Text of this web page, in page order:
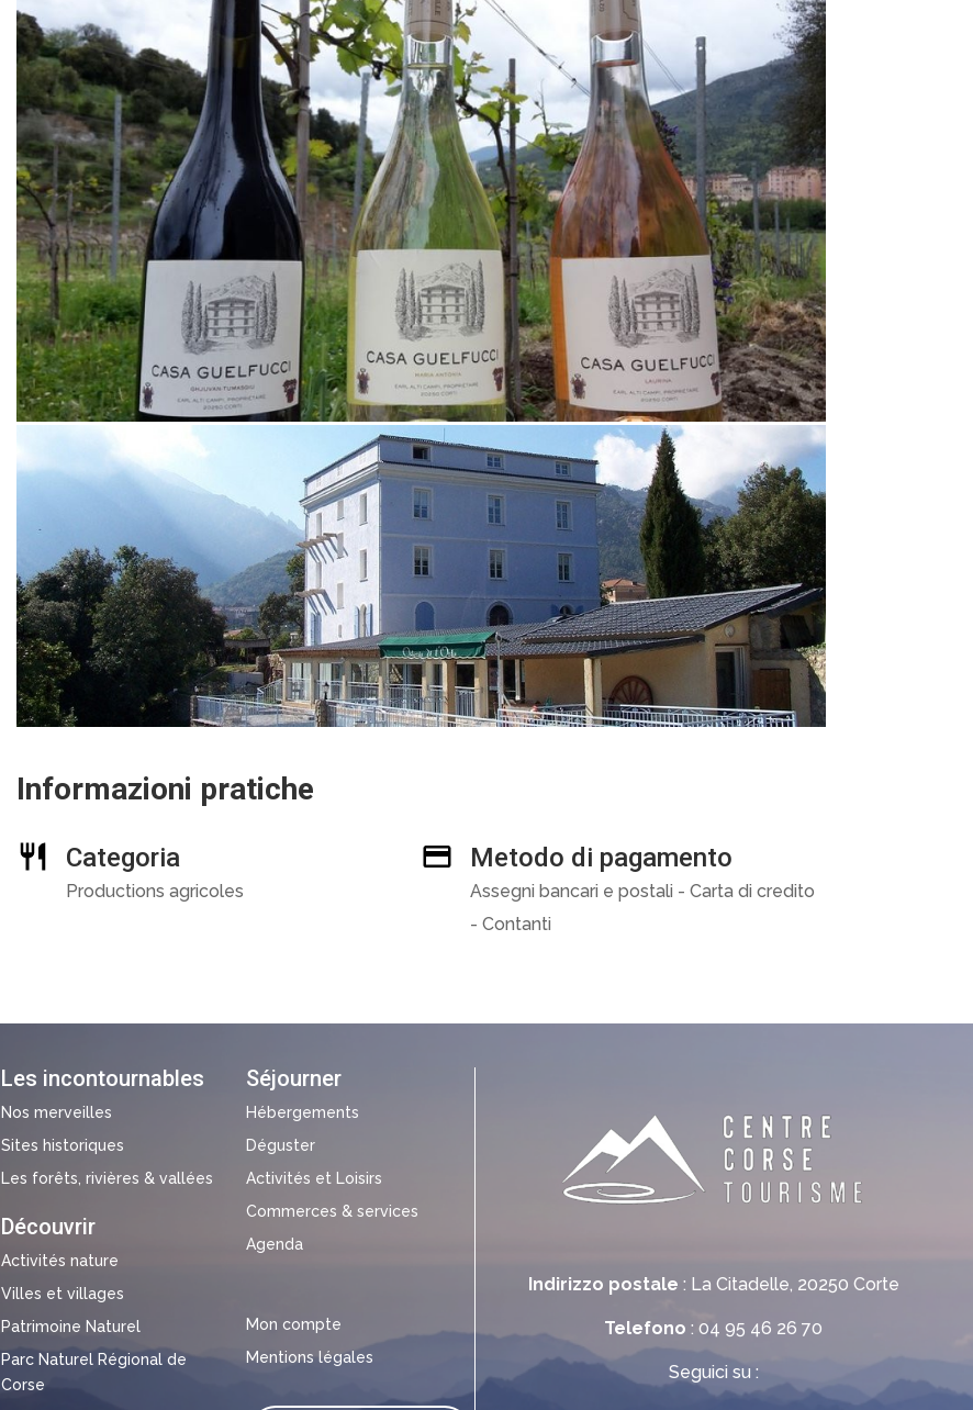
Informazioni pratiche
Categoria
Productions agricoles
Metodo di pagamento
Assegni bancari e postali - Carta di credito
- Contanti
Indirizzo postale : La Citadelle, 20250 Corte
Telefono : 04 95 46 26 70
Seguici su :
Les incontournables
Nos merveilles
Sites historiques
Les forêts, rivières & vallées
Découvrir
Activités nature
Villes et villages
Patrimoine Naturel
Parc Naturel Régional de
Corse
Séjourner
Hébergements
Déguster
Activités et Loisirs
Commerces & services
Agenda
Mon compte
Mentions légales